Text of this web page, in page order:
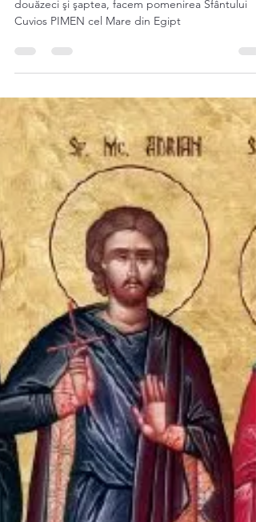
Schitul Ortodox Kent
Aug 26, 2023
Sinaxar 27 August
Sinaxar 27 August În luna august, în ziua a
douăzeci şi şaptea, facem pomenirea Sfântului
Cuvios PIMEN cel Mare din Egipt